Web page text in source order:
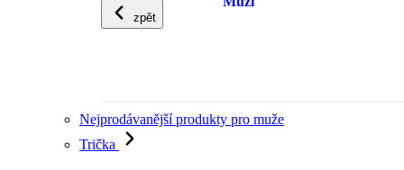
zpět
Nejprodávanější produkty pro muže
Trička